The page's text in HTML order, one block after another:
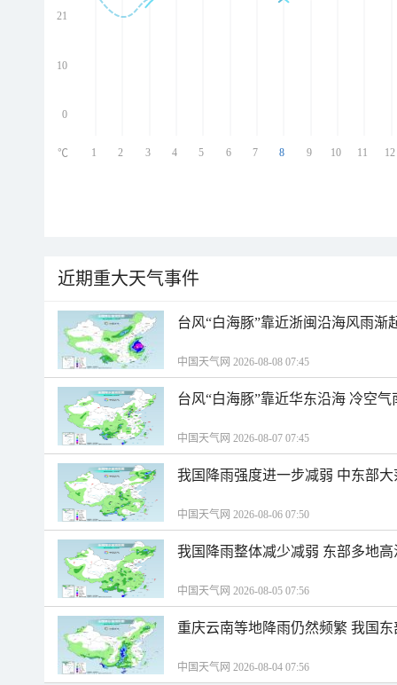
21
10
0
1 2 3 4 5 6 7 8 9 10 11 12
℃
近期重大天气事件
台风“白海豚”靠近浙闽沿海风雨渐
中国天气网 2026-08-08 07:45
台风“白海豚”靠近华东沿海 冷空
中国天气网 2026-08-07 07:45
我国降雨强度进一步减弱 中东部
中国天气网 2026-08-06 07:50
我国降雨整体减少减弱 东部多地
中国天气网 2026-08-05 07:56
重庆云南等地降雨仍然频繁 我国
中国天气网 2026-08-04 07:56